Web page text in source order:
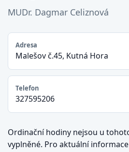
MUDr. Dagmar Celiznová
Adresa
Malešov č.45, Kutná Hora
Telefon
327595206
Ordinační hodiny nejsou u
vyplněné. Pro aktuální